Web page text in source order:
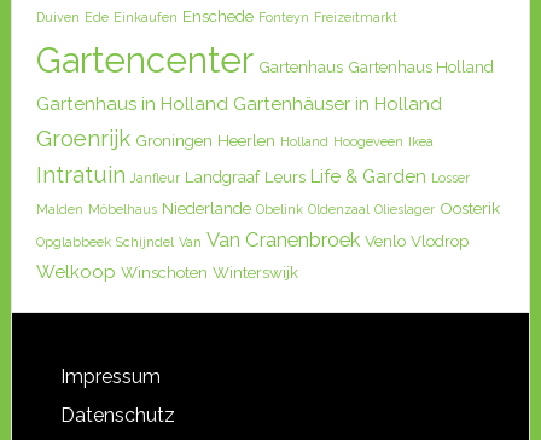
Biograaf 2, 6921 EV Duiven,
Niederlande
den Niederlanden. Ein großer I...
IKEA Heerlen
IKEA in Holland
Duiven Ede Einkaufen Enschede Fonteyn Freizeitmarkt
Gartencenter Gartenhaus Gartenhaus Holland
Gartenhaus in Holland Gartenhäuser in Holland
Groenrijk Groningen Heerlen Holland Hoogeveen Ikea
Intratuin Janfleur Landgraaf Leurs Life & Garden Losser
Malden Möbelhaus Niederlande Obelink Oldenzaal Olieslager Oosterik
Opglabbeek Schijndel Van Van Cranenbroek Venlo Vlodrop
Welkoop Winschoten Winterswijk
Impressum
Datenschutz